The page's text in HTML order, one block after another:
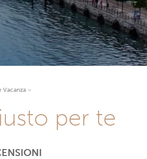
Vacanza
per te